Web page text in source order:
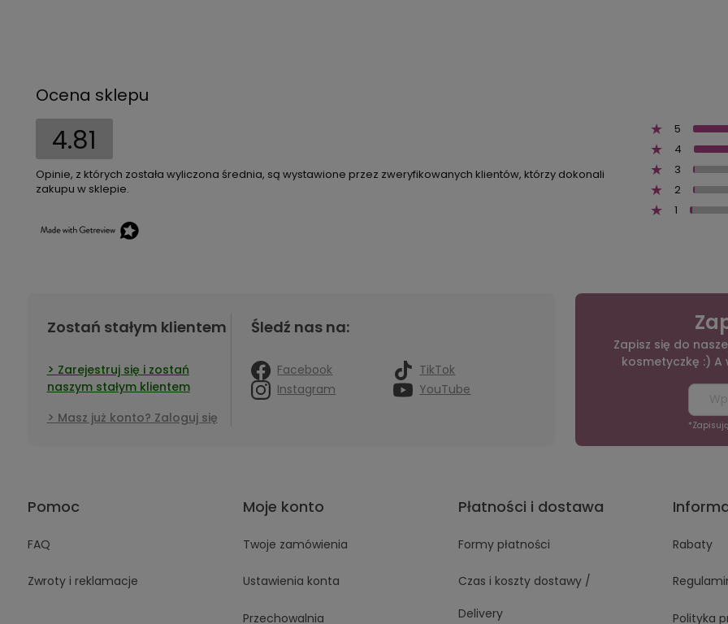
Ocena sklepu
4.81
Opinie, z których została wyliczona średnia, są wystawione przez zweryfikowanych klientów, którzy dokonali
zakupu w sklepie.
5
4
3
2
1
Zostań stałym klientem
Zarejestruj się i zostań
naszym stałym klientem
Masz już konto? Zaloguj się
Śledź nas na:
Facebook
TikTok
Instagram
YouTube
Zapisz się do
kosmetyczkę :)
Pomoc
FAQ
Zwroty i reklamacje
Moje konto
Twoje zamówienia
Ustawienia konta
Przechowalnia
Płatności i dostawa
Formy płatności
Czas i koszty dostawy /
Delivery
Rabaty
Polityka